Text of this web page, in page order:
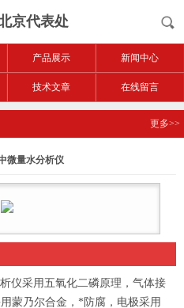
京代表处
产品展示 新闻中心
技术文章 在线留言
更多>>
微量水分析仪
仪采用五氧化二磷原理，气体接
蒙乃尔合金，*防腐，电极采用